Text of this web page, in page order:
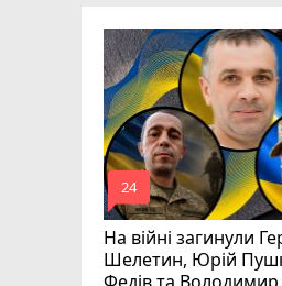
На війні загинули
Шелетин, Юрій
Федів та
mode_comment
24